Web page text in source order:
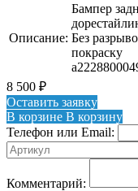
Описание:
Бампер
Без
покраску
8 500 ₽
Оставить заявку
В корзине В корзину
Телефон или Email:
Комментарий: